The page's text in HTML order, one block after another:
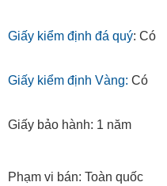
Giấy kiểm định đá quý: Có
Giấy kiểm định Vàng: Có
Giấy bảo hành: 1 năm
Phạm vi bán: Toàn quốc